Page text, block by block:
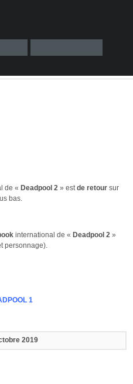
de « Deadpool 2 » estde retour sur
bas.
international de « Deadpool 2 »
personnage).
1
2019